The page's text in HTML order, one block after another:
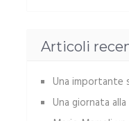
Articoli
Una importante
Una giornata